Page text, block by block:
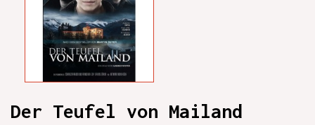
Der Teufel von Mailand